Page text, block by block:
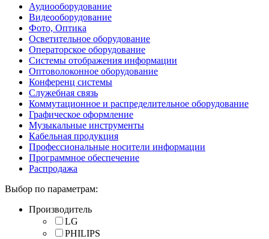
Аудиооборудование
Видеооборудование
Фото, Оптика
Осветительное оборудование
Операторское оборудование
Системы отображения информации
Оптоволоконное оборудование
Конференц системы
Служебная связь
Коммутационное и распределительное оборудование
Графическое оформление
Музыкальные инструменты
Кабельная продукция
Профессиональные носители информации
Программное обеспечение
Распродажа
Выбор по параметрам:
Производитель
LG
PHILIPS